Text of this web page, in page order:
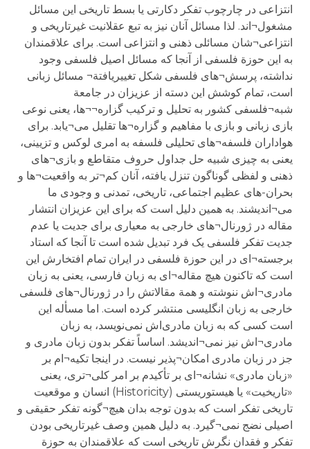
انتزاعی در چارچوب تفکر دکارتی یا بسط تاریخی این مسائل
مشغول¬اند. لذا مسائل آنان نیز به تبع عقلانیت غیرتاریخی و
انتزاعی¬شان مسائلی ذهنی و انتزاعی است. برای علاقمندان
به این حوزة فلسفی‌ از آنجا که مسائل اصیل فلسفی وجود
نداشته، پرسش¬های فلسفی شکل تغییریافتة¬ مسائل زبانی
است، تمام کوشش این دسته از عزیزان در جامعة
شبه¬فلسفی کشور به تحلیل و ترکیب گزاره¬¬ها، یعنی نوعی
بازی زبانی و بازی با مفاهیم و گزاره¬ها تقلیل می¬یابد. برای
هواداران فلسفه¬های تحلیلی فلسفه به امری لوکس و تزیینی،
یعنی به چیزی شبیه حل جداول حروف متقاطع و بازی¬های
ذهنی و لفظی گوناگون تنزل یافته، آنان کم¬تر به واقعیت¬ها و
بحران-های عظیم اجتماعی، تاریخی، تمدنی و وجودی ما
می¬اندیشند. به همین دلیل است که برای این عزیزان انتشار
مقاله در ژورنال¬های خارجی به معیاری برای جدیت یا عدم
جدیت تفکر فلسفی یک فرد تبدیل شده است تا آنجا که استاد
برجسته¬ای در این حوزة فلسفی در ایران تمام افتخارش این
است که تاکنون هیچ مقاله¬ای به زبان فارسی، یعنی به زبان
مادری¬اش ننوشته و همة مقالاتش را در ژورنال¬های فلسفی
خارجی به زبان انگلیسی منتشر کرده است. اما مسأله این
است کسی که به زبان مادری‌اش نمی‌نویسد، به زبان
مادری¬اش نیز نمی¬اندیشد. اساساً تفکر بدون زبان مادری و
جز در زبان مادری امکان¬پذیر نیست. در اینجا تکیه¬ام بر
«زبان مادری» نشانه¬ای بر تأکیدم بر امر کلی¬تری، یعنی
«تاریخیت» یا هیستوریستی (Historicity) انسان و موقعیت
تاریخی تفکر است که بدون توجه بدان هیچ¬گونه تفکر حقیقی و
اصیلی نضج نمی¬گیرد. به دلیل همین وصف غیرتاریخی بودن
تفکر و فقدان نگرش تاریخی است که علاقمندان به حوزة